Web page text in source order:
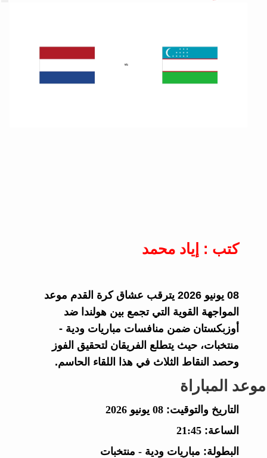
كتب : إياد محمد
08 يونيو 2026 يترقب عشاق كرة القدم موعد
المواجهة القوية التي تجمع بين هولندا ضد
أوزبكستان ضمن منافسات مباريات ودية -
منتخبات، حيث يتطلع الفريقان لتحقيق الفوز
وحصد النقاط الثلاث في هذا اللقاء الحاسم.
موعد المباراة
التاريخ والتوقيت: 08 يونيو 2026
الساعة: 21:45
البطولة: مباريات ودية - منتخبات